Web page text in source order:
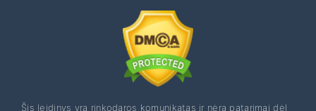
Šis leidinys yra rinkodaros komunikatas ir nėra patarimai dėl